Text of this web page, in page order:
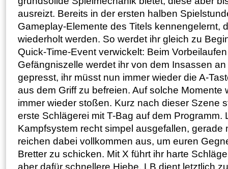
ausreizt. Bereits in der ersten halben
Gameplay-Elemente des Titels kennengelernt,
wiederholt werden. So werdet ihr gleich zu
Quick-Time-Event verwickelt: Beim
Gefängniszelle werdet ihr von dem Insassen
gepresst, ihr müsst nun immer wieder die A-
aus dem Griff zu befreien. Auf solche Momente
immer wieder stoßen. Kurz nach dieser Szene
erste Schlägerei mit T-Bag auf dem Programm.
Kampfsystem recht simpel ausgefallen, gerade
reichen dabei vollkommen aus, um euren
Bretter zu schicken. Mit X führt ihr harte
aber dafür schnellere Hiebe. LB dient letztlich